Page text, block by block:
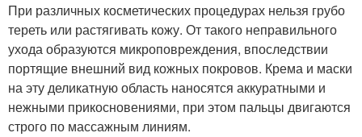
При различных косметических процедурах нельзя грубо
тереть или растягивать кожу. От такого неправильного
ухода образуются микроповреждения, впоследствии
портящие внешний вид кожных покровов. Крема и маски
на эту деликатную область наносятся аккуратными и
нежными прикосновениями, при этом пальцы двигаются
строго по массажным линиям.